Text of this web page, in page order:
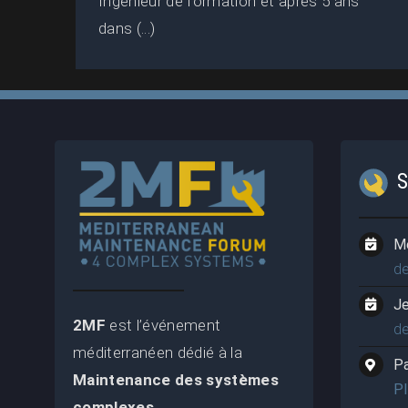
dans (...)
2MF est l’événement
méditerranéen dédié à la
Maintenance des systèmes